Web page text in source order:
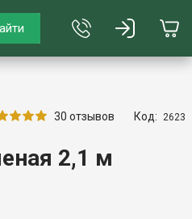
30 отзывов Код: 2623
2,1 м